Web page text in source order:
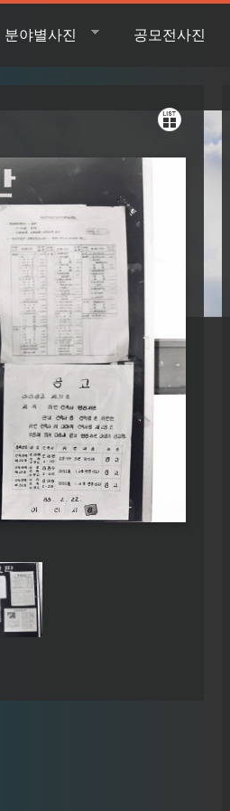
분야별사진 공모전사진